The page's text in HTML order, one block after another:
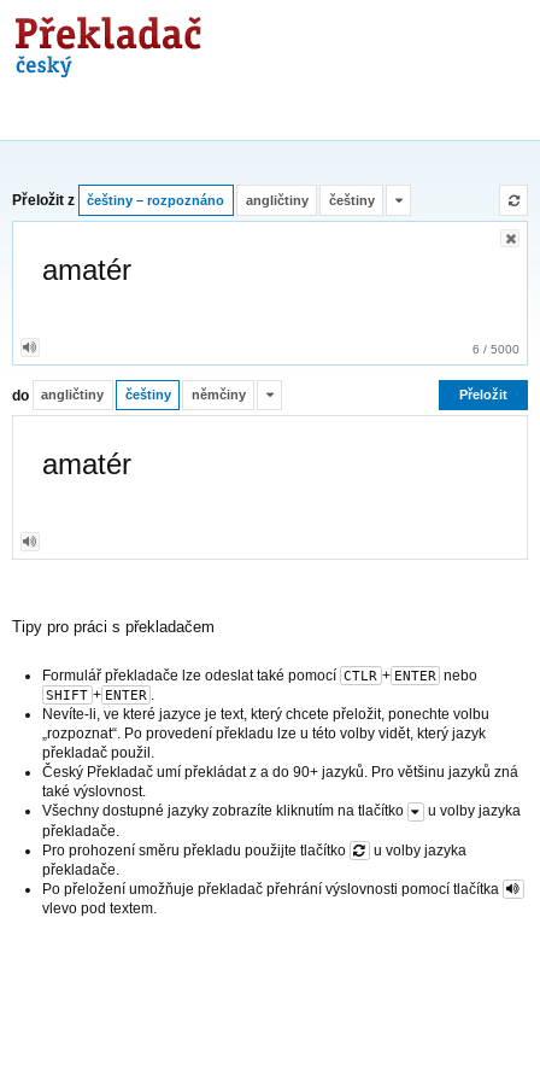
Překladač
Přeložit z češtiny – rozpoznáno angličtiny češtiny
6 / 5000
do angličtiny češtiny němčiny Přeložit
amatér
Tipy pro práci s překladačem
Formulář překladače lze odeslat také pomocí CTLR + ENTER nebo
SHIFT + ENTER .
Nevíte-li, ve které jazyce je text, který chcete přeložit, ponechte volbu
„rozpoznat“. Po provedení překladu lze u této volby vidět, který jazyk
překladač použil.
Český Překladač umí překládat z a do 90+ jazyků. Pro většinu jazyků zná
také výslovnost.
Všechny dostupné jazyky zobrazíte kliknutím na tlačítko
u volby jazyka
překladače.
Pro prohození směru překladu použijte tlačítko
u volby jazyka
překladače.
Po přeložení umožňuje překladač přehrání výslovnosti pomocí tlačítka
vlevo pod textem.